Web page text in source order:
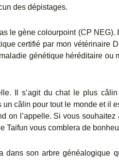
des dépistages.
le gène colourpoint (CP NEG).
certifié par mon vétérinaire
génétique héréditaire ou
Il s’agit du chat le plus câlin
un câlin pour tout le monde et il
on l’appelle. Si vous souhaitez
Taifun vous comblera de
dans son arbre généalogique